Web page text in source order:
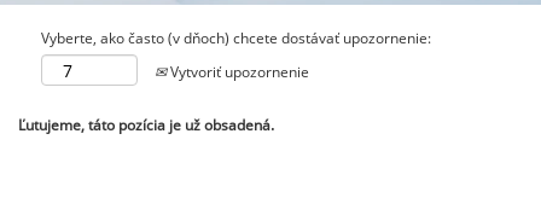
Vyberte, ako často (v dňoch) chcete dostávať upozornenie:
Vytvoriť upozornenie
Ľutujeme, táto pozícia je už obsadená.